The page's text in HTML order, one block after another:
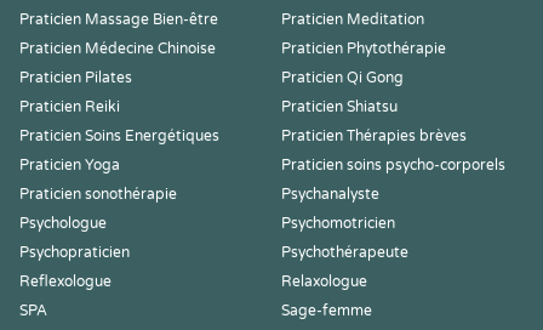
Praticien Massage Bien-être
Praticien Meditation
Praticien Médecine Chinoise
Praticien Phytothérapie
Praticien Pilates
Praticien Qi Gong
Praticien Reiki
Praticien Shiatsu
Praticien Soins Energétiques
Praticien Thérapies brèves
Praticien Yoga
Praticien soins psycho-corporels
Praticien sonothérapie
Psychanalyste
Psychologue
Psychomotricien
Psychopraticien
Psychothérapeute
Reflexologue
Relaxologue
SPA
Sage-femme